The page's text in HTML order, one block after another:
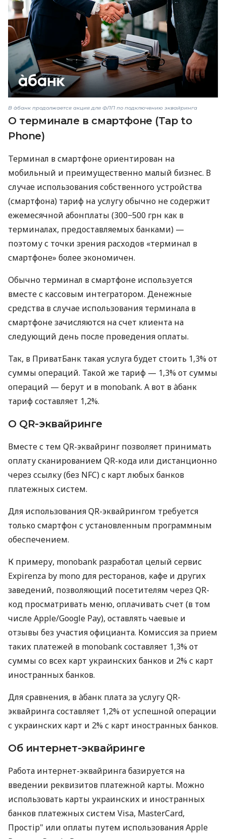
В àбанк продолжается акция для ФЛП по подключению эквайринга
О терминале в смартфоне (Tap to
Phone)
Терминал в смартфоне ориентирован на
мобильный и преимущественно малый бизнес. В
случае использования собственного устройства
(смартфона) тариф на услугу обычно не содержит
ежемесячной абонплаты (300−500 грн как в
терминалах, предоставляемых банками) —
поэтому с точки зрения расходов «терминал в
смартфоне» более экономичен.
Обычно терминал в смартфоне используется
вместе с кассовым интегратором. Денежные
средства в случае использования терминала в
смартфоне зачисляются на счет клиента на
следующий день после проведения оплаты.
Так, в ПриватБанк такая услуга будет стоить 1,3% от
суммы операций. Такой же тариф — 1,3% от суммы
операций — берут и в monobank. А вот в àбанк
тариф составляет 1,2%.
О QR-эквайринге
Вместе с тем QR-эквайринг позволяет принимать
оплату сканированием QR-кода или дистанционно
через ссылку (без NFC) с карт любых банков
платежных систем.
Для использования QR-эквайрингом требуется
только смартфон с установленным программным
обеспечением.
К примеру, monobank разработал целый сервис
Expirenza by mono для ресторанов, кафе и других
заведений, позволяющий посетителям через QR-
код просматривать меню, оплачивать счет (в том
числе Apple/Google Pay), оставлять чаевые и
отзывы без участия официанта. Комиссия за прием
таких платежей в monobank составляет 1,3% от
суммы со всех карт украинских банков и 2% с карт
иностранных банков.
Для сравнения, в àбанк плата за услугу QR-
эквайринга составляет 1,2% от успешной операции
с украинских карт и 2% с карт иностранных банков.
Об интернет-эквайринге
Работа интернет-эквайринга базируется на
введении реквизитов платежной карты. Можно
использовать карты украинских и иностранных
банков платежных систем Visa, MasterCard,
Простір" или оплаты путем использования Apple